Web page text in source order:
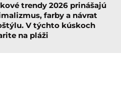
trendy 2026 prinášajú
farby a návrat
V týchto kúskoch
na pláži